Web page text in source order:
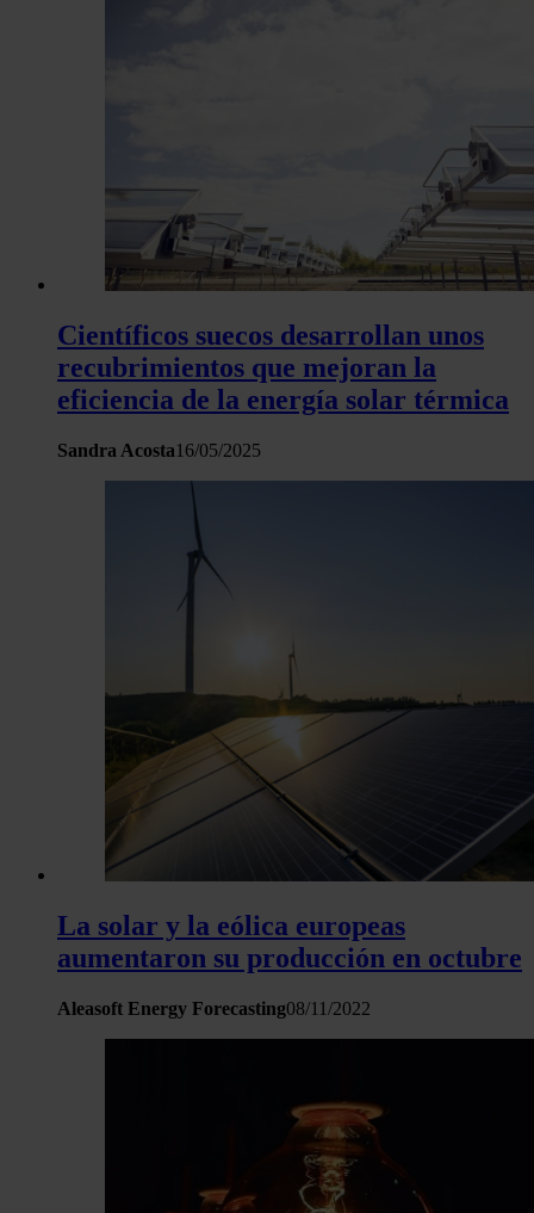
Científicos suecos desarrollan unos
recubrimientos que mejoran la
eficiencia de la energía solar térmica
Sandra Acosta16/05/2025
La solar y la eólica europeas
aumentaron su producción en octubre
Aleasoft Energy Forecasting08/11/2022